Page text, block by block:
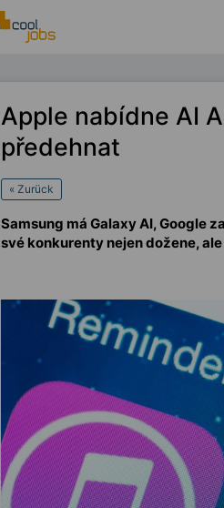
Apple nabídne AI
předehnat
« Zurück
Samsung má Galaxy AI, Google
své konkurenty nejen dožene,